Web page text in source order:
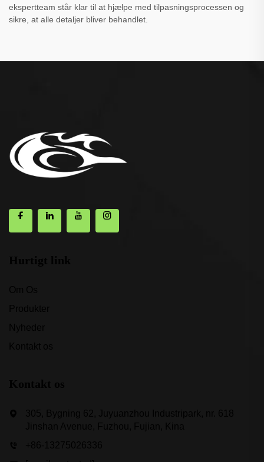
ekspertteam står klar til at hjælpe med tilpasningsprocessen og
sikre, at alle detaljer bliver behandlet.